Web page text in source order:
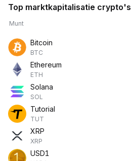
Top marktkapitalisatie crypto's
Munt
Bitcoin
BTC
Ethereum
ETH
Solana
SOL
Tutorial
TUT
XRP
XRP
USD1